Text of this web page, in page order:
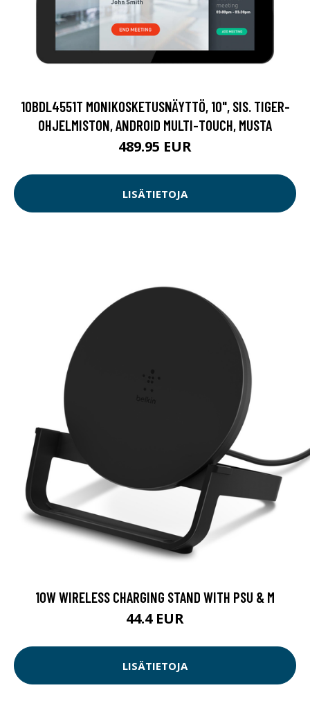
10BDL4551T MONIKOSKETUSNÄYTTÖ, 10", SIS. TIGER-
OHJELMISTON, ANDROID MULTI-TOUCH, MUSTA
489.95 EUR
LISÄTIETOJA
10W WIRELESS CHARGING STAND WITH PSU & M
44.4 EUR
LISÄTIETOJA